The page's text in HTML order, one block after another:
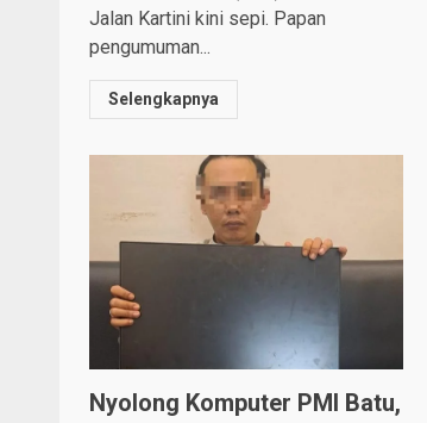
Jalan Kartini kini sepi. Papan
pengumuman...
Selengkapnya
Nyolong Komputer PMI Batu,